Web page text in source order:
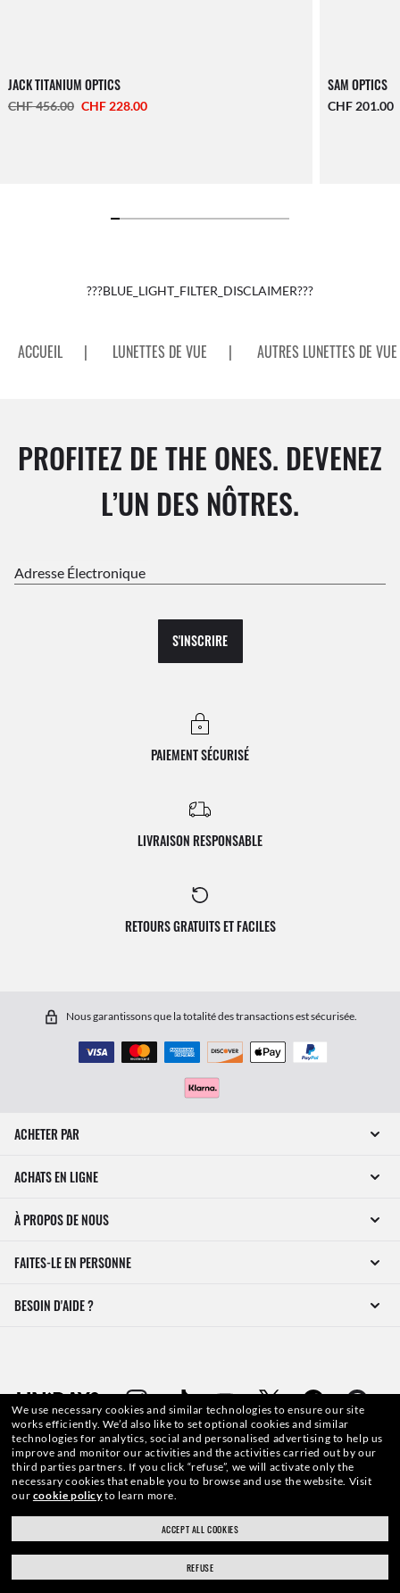
JACK TITANIUM OPTICS
CHF 456.00 CHF 228.00
SAM OPTICS
CHF 201.00
???BLUE_LIGHT_FILTER_DISCLAIMER???
ACCUEIL | LUNETTES DE VUE | AUTRES LUNETTES DE VUE
PROFITEZ DE THE ONES. DEVENEZ
L’UN DES NÔTRES.
Adresse Électronique
S'INSCRIRE
PAIEMENT SÉCURISÉ
LIVRAISON RESPONSABLE
RETOURS GRATUITS ET FACILES
Nous garantissons que la totalité des transactions est sécurisée.
ACHETER PAR
ACHATS EN LIGNE
À PROPOS DE NOUS
FAITES-LE EN PERSONNE
BESOIN D'AIDE ?
WebID # 299 626 895
AVERTISSEMENTS ET INFORMATIONS DE SÉCURITÉ SUR LES PRODUITS
We use necessary cookies and similar technologies to ensure our site
works efficiently. We’d also like to set optional cookies and similar
technologies for analytics, social and personalised advertising to help us
improve and monitor our activities and the activities carried out by our
third parties partners. If you click “refuse”, we will activate only the
necessary cookies that enable you to browse and use the website. Visit
our cookie policyto learn more.
ACCEPT ALL COOKIES
REFUSE